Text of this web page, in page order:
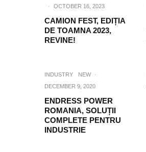
·
OCTOBER 16, 2023
CAMION FEST, EDIȚIA
DE TOAMNA 2023,
REVINE!
INDUSTRY NEW
·
DECEMBER 9, 2020
ENDRESS POWER
ROMANIA, SOLUȚII
COMPLETE PENTRU
INDUSTRIE